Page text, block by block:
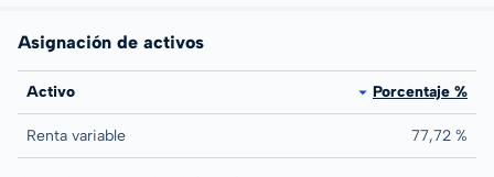
Asignación de activos
Activo Porcentaje %
Renta variable 77,72 %